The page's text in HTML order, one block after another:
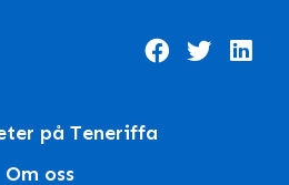
på Teneriffa
Om oss